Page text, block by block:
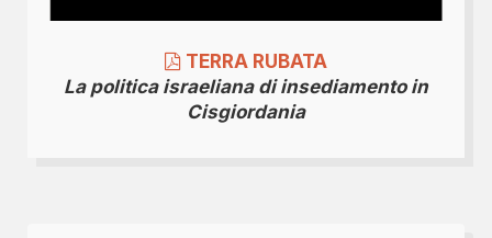
TERRA RUBATA
La politica israeliana di insediamento in
Cisgiordania